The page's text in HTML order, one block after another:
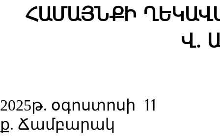
ՀԱՄԱՅՆՔԻ
Վ.
2025թ. օգոստոսի 11
ք. Ճամբարակ